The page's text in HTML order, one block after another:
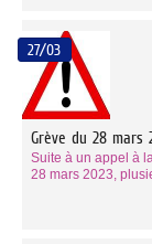
27/03
Grève du 28 mars
Suite à un appel à
28 mars 2023,